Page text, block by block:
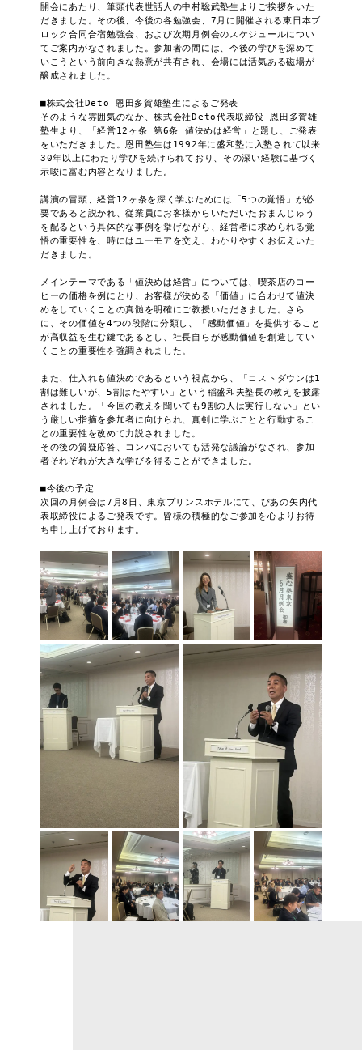
開会にあたり、筆頭代表世話人の中村聡武塾生よりご挨拶をいた
だきました。その後、今後の各勉強会、7月に開催される東日本ブ
ロック合同合宿勉強会、および次期月例会のスケジュールについ
てご案内がなされました。参加者の間には、今後の学びを深めて
いこうという前向きな熱意が共有され、会場には活気ある磁場が
醸成されました。
■株式会社Deto 恩田多賀雄塾生によるご発表
そのような雰囲気のなか、株式会社Deto代表取締役 恩田多賀雄
塾生より、「経営12ヶ条 第6条 値決めは経営」と題し、ご発表
をいただきました。恩田塾生は1992年に盛和塾に入塾されて以来
30年以上にわたり学びを続けられており、その深い経験に基づく
示唆に富む内容となりました。
講演の冒頭、経営12ヶ条を深く学ぶためには「5つの覚悟」が必
要であると説かれ、従業員にお客様からいただいたおまんじゅう
を配るという具体的な事例を挙げながら、経営者に求められる覚
悟の重要性を、時にはユーモアを交え、わかりやすくお伝えいた
だきました。
メインテーマである「値決めは経営」については、喫茶店のコー
ヒーの価格を例にとり、お客様が決める「価値」に合わせて値決
めをしていくことの真髄を明確にご教授いただきました。さら
に、その価値を4つの段階に分類し、「感動価値」を提供すること
が高収益を生む鍵であるとし、社長自らが感動価値を創造してい
くことの重要性を強調されました。
また、仕入れも値決めであるという視点から、「コストダウンは1
割は難しいが、5割はたやすい」という稲盛和夫塾長の教えを披露
されました。「今回の教えを聞いても9割の人は実行しない」とい
う厳しい指摘を参加者に向けられ、真剣に学ぶことと行動するこ
との重要性を改めて力説されました。
その後の質疑応答、コンパにおいても活発な議論がなされ、参加
者それぞれが大きな学びを得ることができました。
■今後の予定
次回の月例会は7月8日、東京プリンスホテルにて、ぴあの矢内代
表取締役によるご発表です。皆様の積極的なご参加を心よりお待
ち申し上げております。